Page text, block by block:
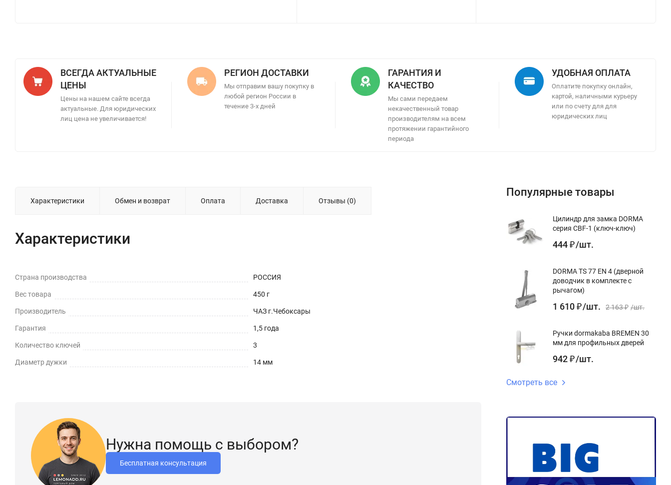
ВСЕГДА АКТУАЛЬНЫЕ
ЦЕНЫ
Цены на нашем сайте всегда
актуальные. Для юридических
лиц цена не увеличивается!
РЕГИОН ДОСТАВКИ
Мы отправим вашу покупку в
любой регион России в
течение 3-х дней
ГАРАНТИЯ И
КАЧЕСТВО
Мы сами передаем
некачественный товар
производителям на всем
протяжении гарантийного
периода
УДОБНАЯ ОПЛАТА
Оплатите покупку онлайн,
картой, наличными курьеру
или по счету для для
юридических лиц
Характеристики Обмен и возврат Оплата Доставка Отзывы (0)
Характеристики
Страна производства РОССИЯ
Вес товара 450 г
Производитель ЧАЗ г.Чебоксары
Гарантия 1,5 года
Количество ключей 3
Диаметр дужки 14 мм
Нужна помощь с выбором?
Бесплатная консультация
Популярные товары
Цилиндр для замка DORMA
серия CBF-1 (ключ-ключ)
444 ₽ /шт.
DORMA TS 77 EN 4 (дверной
доводчик в комплекте с
рычагом)
1 610 ₽ /шт. 2 163 ₽ /шт.
Ручки dormakaba BREMEN 30
мм для профильных дверей
942 ₽ /шт.
Смотреть все